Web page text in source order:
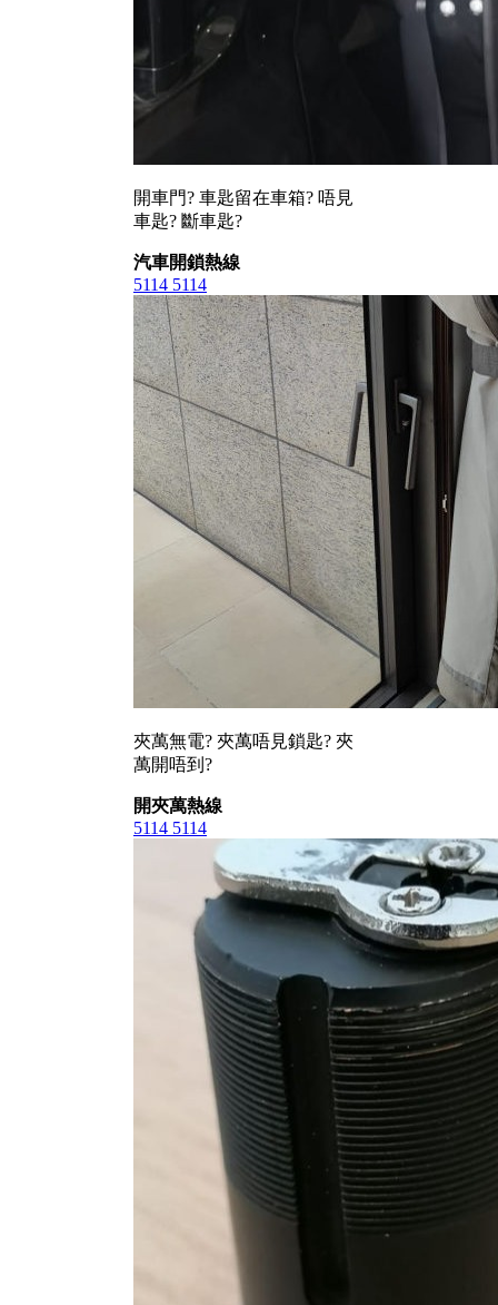
開車門? 車匙留在車箱? 唔見
車匙? 斷車匙?
汽車開鎖熱線
5114 5114
夾萬無電? 夾萬唔見鎖匙? 夾
萬開唔到?
開夾萬熱線
5114 5114